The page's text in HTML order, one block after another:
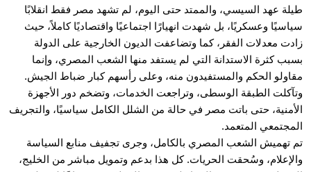
طيلة عهد السيسي، والممتد حتى اليوم، لم تشهد مصر فقط انقلابًا
سياسيًا وعسكريًا، بل شهدت انهيارًا اجتماعيًا واقتصاديًا كاملاً، حيث
زادت معدلات الفقر، كما وتضاعفت الديون الخارجية على الدولة
بسبب كثرة الاستدانة التي لم يستفد منها الشعب المصري، وإنما
مقاولو الحكم والمستفيدون منه، وعلى رأسهم كبار ضباط الجيش.
وتآكلت الطبقة الوسطى، وتراجعت الخدمات، وتضخم دور الأجهزة
الأمنية، حتى باتت مصر في حالة من الشلل الكامل سياسيًا، والتجريف
المجتمعي المتعمد.
تم تهميش الشعب المصري بالكامل، وجرى تجفيف منابع السياسة
والإعلام، وسُحقت الحريات. كل هذا بدعم وتمويل مباشر من الخليج،